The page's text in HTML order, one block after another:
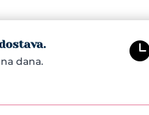
dana.